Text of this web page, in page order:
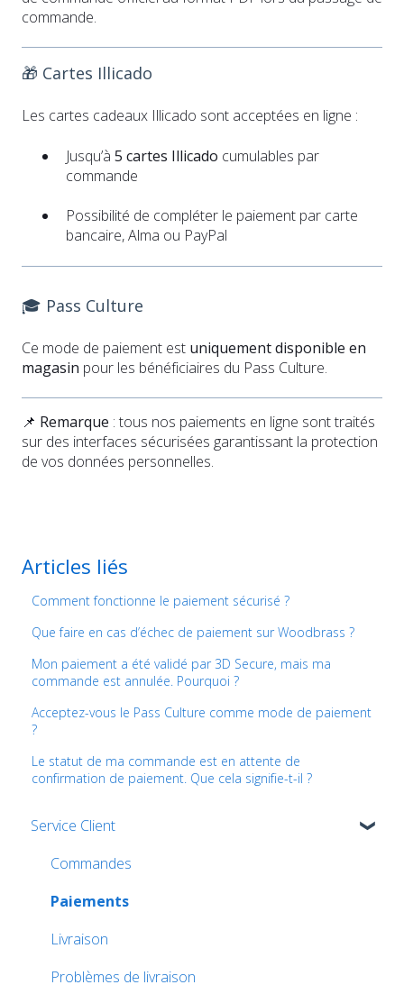
commande.
🎁 Cartes Illicado
Les cartes cadeaux Illicado sont acceptées en ligne :
Jusqu’à 5 cartes Illicado cumulables par
commande
Possibilité de compléter le paiement par carte
bancaire, Alma ou PayPal
🎓 Pass Culture
Ce mode de paiement est uniquement disponible en
magasin pour les bénéficiaires du Pass Culture.
📌 Remarque : tous nos paiements en ligne sont traités
sur des interfaces sécurisées garantissant la protection
de vos données personnelles.
Articles liés
Comment fonctionne le paiement sécurisé ?
Que faire en cas d’échec de paiement sur Woodbrass ?
Mon paiement a été validé par 3D Secure, mais ma
commande est annulée. Pourquoi ?
Acceptez-vous le Pass Culture comme mode de paiement
?
Le statut de ma commande est en attente de
confirmation de paiement. Que cela signifie-t-il ?
Service Client
Commandes
Paiements
Livraison
Problèmes de livraison